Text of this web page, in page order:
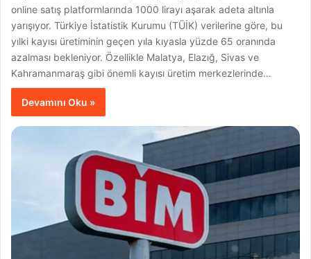
online satış platformlarında 1000 lirayı aşarak adeta altınla
yarışıyor. Türkiye İstatistik Kurumu (TÜİK) verilerine göre, bu
yılki kayısı üretiminin geçen yıla kıyasla yüzde 65 oranında
azalması bekleniyor. Özellikle Malatya, Elazığ, Sivas ve
Kahramanmaraş gibi önemli kayısı üretim merkezlerinde…
Devamını Oku »